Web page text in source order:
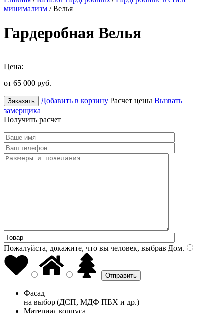
минимализм / Велья
Гардеробная Велья
Цена:
от 65 000 руб.
Заказать Добавить в корзину Расчет цены Вызвать
замерщика
Получить расчет
Пожалуйста, докажите, что вы человек, выбрав Дом.
Фасад
на выбор (ДСП, МДФ ПВХ и др.)
Материал корпуса